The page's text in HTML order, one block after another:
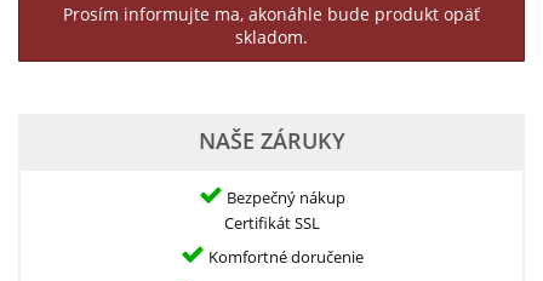
Prosím informujte ma, akonáhle bude produkt opäť
skladom.
NAŠE ZÁRUKY
Bezpečný nákup
Certifikát SSL
Komfortné doručenie